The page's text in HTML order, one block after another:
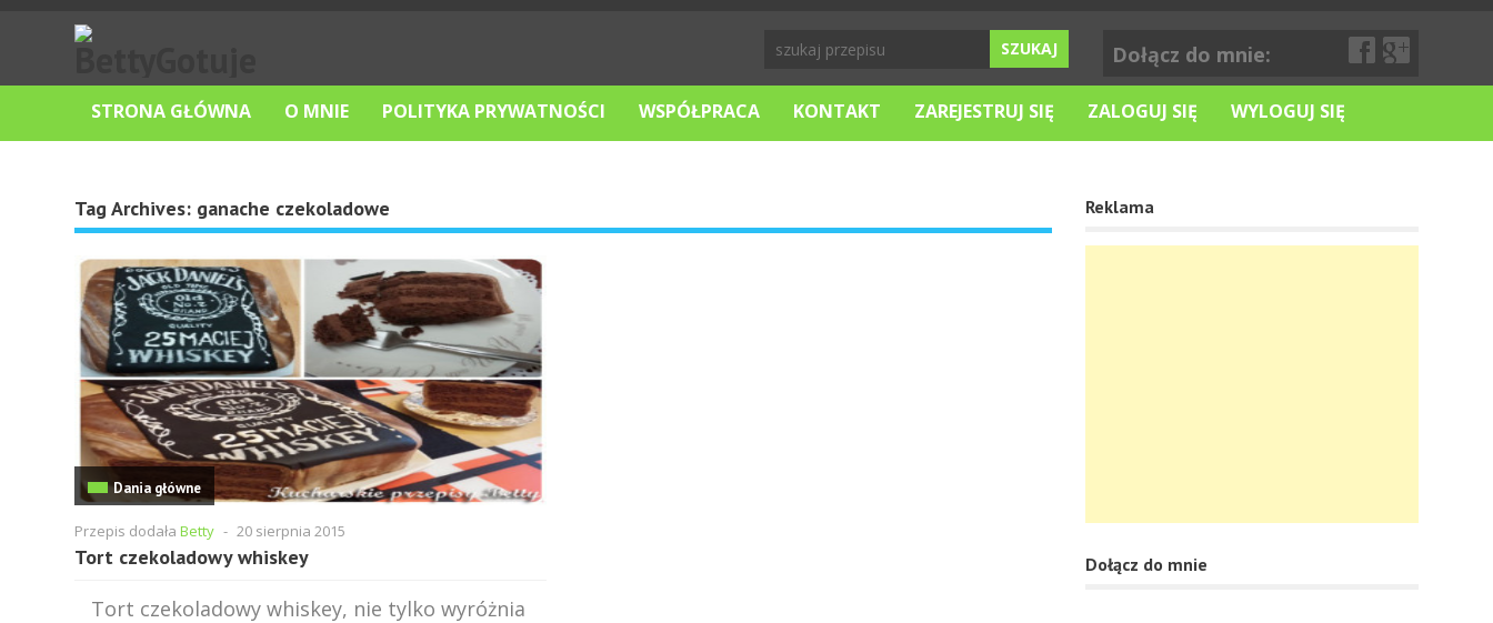
Dołącz do mnie:
STRONA GŁÓWNA O MNIE POLITYKA PRYWATNOŚCI WSPÓŁPRACA KONTAKT ZAREJESTRUJ SIĘ ZALOGUJ SIĘ WYLOGUJ SIĘ
Tag Archives: ganache czekoladowe
Dania główne
Przepis dodała Betty - 20 sierpnia 2015
Tort czekoladowy whiskey
Tort czekoladowy whiskey, nie tylko wyróżnia
Reklama
Dołącz do mnie